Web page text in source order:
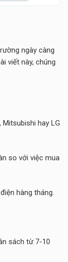
ngày càng
viết này, chúng
hay LG
so với việc mua
hàng tháng.
sách từ 7-10